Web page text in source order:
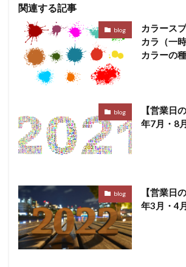
関連する記事
blog
カラース
カラ（一
カラーの
blog
【営業日
年7月・8
blog
【営業日
年3月・4